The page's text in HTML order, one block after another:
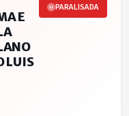
E
LUIS
PARALISADA